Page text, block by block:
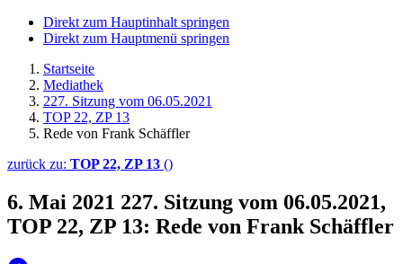
Direkt zum Hauptinhalt springen
Direkt zum Hauptmenü springen
Startseite
Mediathek
227. Sitzung vom 06.05.2021
TOP 22, ZP 13
Rede von Frank Schäffler
zurück zu: TOP 22, ZP 13 ()
6. Mai 2021 227. Sitzung vom 06.05.2021,
TOP 22, ZP 13: Rede von Frank Schäffler